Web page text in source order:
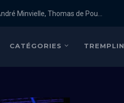
Minvielle, Thomas de Pou...
CATÉGORIES TREMPLIN